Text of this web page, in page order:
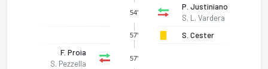
54'
P. Justiniano
S. L. Vardera
57'
S. Cester
F. Proia
S. Pezzella
57'